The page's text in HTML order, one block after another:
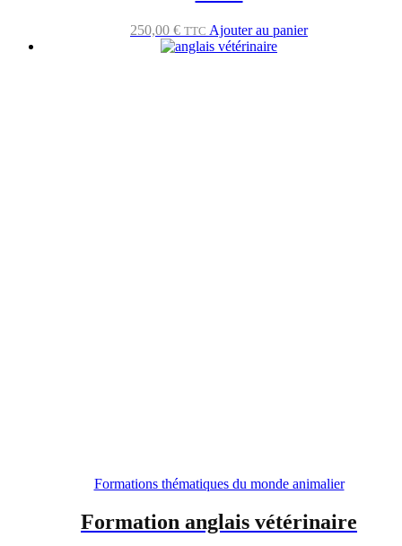
250,00 € TTC Ajouter au panier
Formations thématiques du monde animalier
Formation anglais vétérinaire